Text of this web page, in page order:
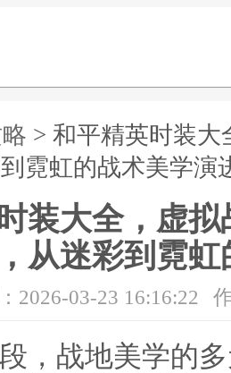
> 和平精英时装
霓虹的战术美学演
装大全，虚
从迷彩到霓
2026-03-23 16:16:22
，战地美学的